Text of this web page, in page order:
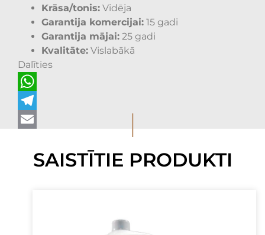
Krāsa/tonis: Vidēja
Garantija komercijai: 15 gadi
Garantija mājai: 25 gadi
Kvalitāte: Vislabākā
Dalīties
WhatsApp
Telegram
I
SAISTĪTIE PRODUKTI